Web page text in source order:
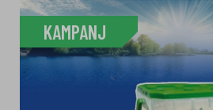
KAMPANJ